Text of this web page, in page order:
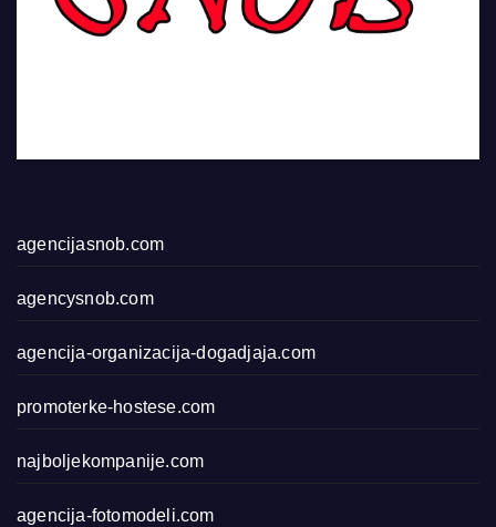
agencijasnob.com
agencysnob.com
agencija-organizacija-dogadjaja.com
promoterke-hostese.com
najboljekompanije.com
agencija-fotomodeli.com